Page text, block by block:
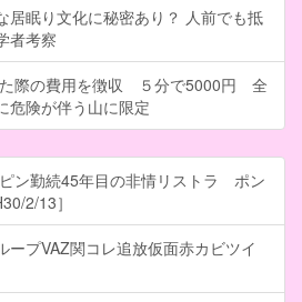
居眠り文化に秘密あり？ 人前でも抵
者考察
た際の費用を徴収 ５分で5000円 全
険が伴う山に限定
ピン勤続45年目の非情リストラ ポン
2/13］
ープVAZ関コレ追放仮面赤カビツイ